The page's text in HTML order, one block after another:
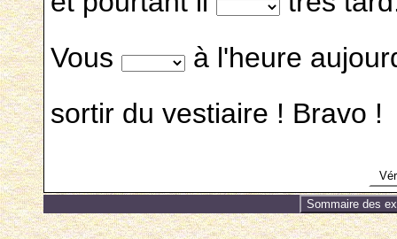
Vous
à l'heure
sortir du vestiaire ! Bravo !
Sommaire des